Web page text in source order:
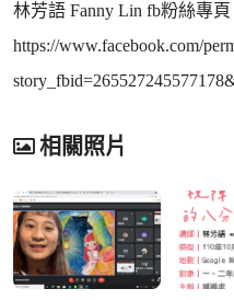
林芳語 Fanny Lin fb粉絲專頁
https://www.facebook.com/
相關照片